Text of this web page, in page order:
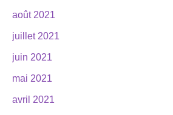
août 2021
juillet 2021
juin 2021
mai 2021
avril 2021